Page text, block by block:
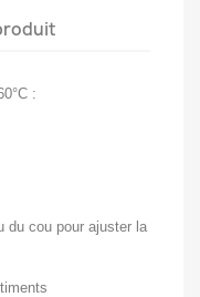
:
du cou pour ajuster la